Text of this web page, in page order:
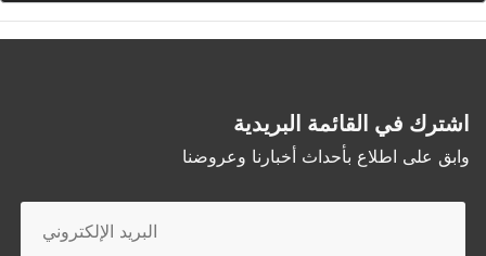
اشترك في القائمة البريدية
وابق على اطلاع بأحداث أخبارنا وعروضنا